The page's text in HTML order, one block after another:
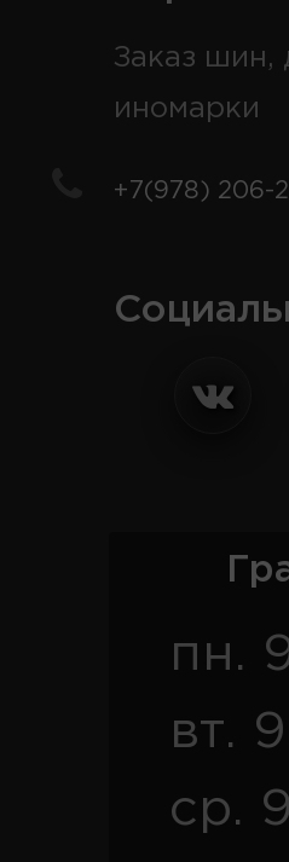
Заказ шин,
иномарки
+7(978) 206-
пн.
вт.
ср.